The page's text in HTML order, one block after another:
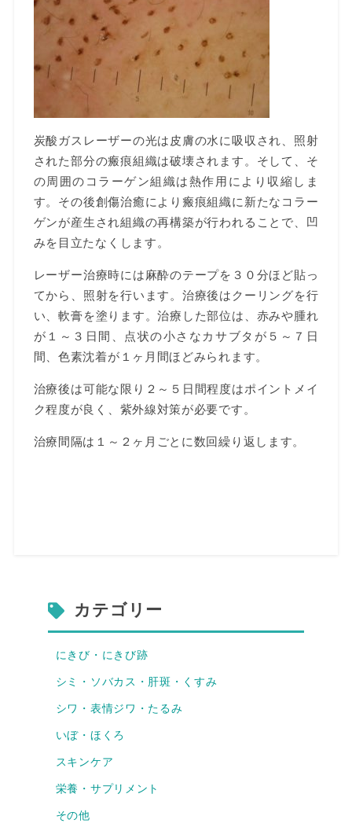
炭酸ガスレーザーの光は皮膚の水に吸収され、照射
された部分の瘢痕組織は破壊されます。そして、そ
の周囲のコラーゲン組織は熱作用により収縮しま
す。その後創傷治癒により瘢痕組織に新たなコラー
ゲンが産生され組織の再構築が行われることで、凹
みを目立たなくします。
レーザー治療時には麻酔のテープを３０分ほど貼っ
てから、照射を行います。治療後はクーリングを行
い、軟膏を塗ります。治療した部位は、赤みや腫れ
が１～３日間、点状の小さなカサブタが５～７日
間、色素沈着が１ヶ月間ほどみられます。
治療後は可能な限り２～５日間程度はポイントメイ
ク程度が良く、紫外線対策が必要です。
治療間隔は１～２ヶ月ごとに数回繰り返します。
カテゴリー
にきび・にきび跡
シミ・ソバカス・肝斑・くすみ
シワ・表情ジワ・たるみ
いぼ・ほくろ
スキンケア
栄養・サプリメント
その他